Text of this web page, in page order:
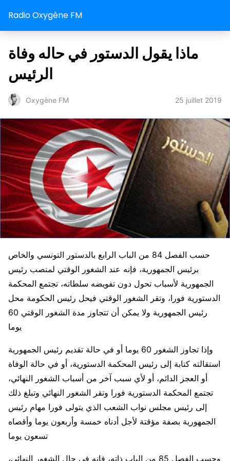
Radio Oxygène FM
ماذا يقول الدستور في حاله وفاة
الرئيس
Oxygène FM 25 juillet 2019
حسب الفصل 84 من الباب الرابع بالدستور التونسي والخاص
برئيس الجمهورية، فإنه عند الشغور الوقتي لمنصب رئيس
الجمهورية لأسباب تحول دون تفويضه سلطاته، تجتمع المحكمة
الدستورية فورا، وتقر الشغور الوقتي فيحل رئيس الحكومة محل
رئيس الجمهورية ولا يمكن أن تتجاوز مدة الشغور الوقتي 60
يوما
وإذا تجاوز الشغور 60 يوما أو في حالة تقديم رئيس الجمهورية
استقالته كتابة إلى رئيس المحكمة الدستورية، أو في حالة الوفاة
أو العجز الدائم، أو لأي سبب آخر من أسباب الشغور النهائي،
تجتمع المحكمة الدستورية فورا وتقر الشغور النهائي وتبلغ ذلك
إلى رئيس مجلس نواب الشعب الذي يتولى فورا مهام رئيس
الجمهورية بصفة مؤقتة لأجل أدناه خمسة وأربعون يوما وأقصاه
تسعون يوما
وحسب الفصل 85 من الباب ذاته، فإنه في حال الشغور النهائي،